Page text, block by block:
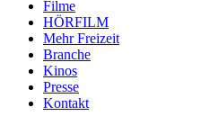
Filme
HÖRFILM
Mehr Freizeit
Branche
Kinos
Presse
Kontakt